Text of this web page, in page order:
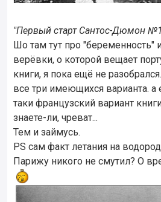
"Первый старт Сантос-Дюмон
Шо там тут про "беременность"
верёвки, о которой вещает
книги, я пока ещё не
все три имеющихся варианта.
таки французский вариант
знаете-ли, чреват...
Тем и займусь.
PS сам факт летания на
Парижу никого не смутил? О